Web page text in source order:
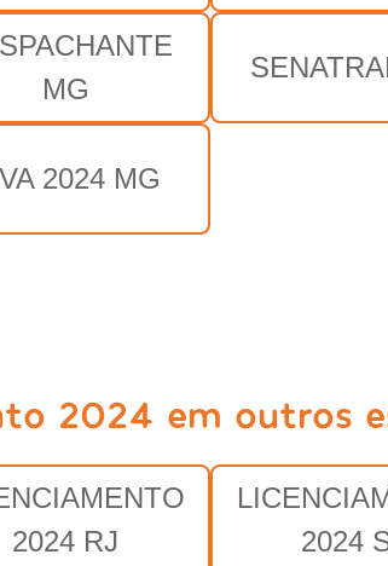
MG
2024 MG
2024 em outros
2024 RJ
2024